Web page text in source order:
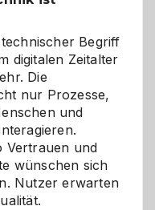
Begriff
digitalen Zeitalter
Die
nur Prozesse,
und
Vertrauen und
wünschen sich
Nutzer erwarten